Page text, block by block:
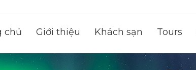
chủ Giới thiệu Khách sạn Tours